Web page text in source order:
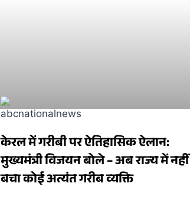
केरल में गरीबी पर ऐतिहासिक ऐलान:
मुख्यमंत्री विजयन बोले – अब राज्य में नहीं
बचा कोई अत्यंत गरीब व्यक्ति